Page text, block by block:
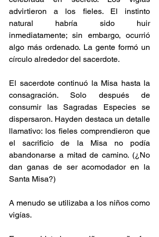
advirtieron a los fieles. El instinto
natural habría sido huir
inmediatamente; sin embargo, ocurrió
algo más ordenado. La gente formó un
círculo alrededor del sacerdote.
El sacerdote continuó la Misa hasta la
consagración. Solo después de
consumir las Sagradas Especies se
dispersaron. Hayden destaca un detalle
llamativo: los fieles comprendieron que
el sacrificio de la Misa no podía
abandonarse a mitad de camino. (¿No
dan ganas de ser acomodador en la
Santa Misa?)
A menudo se utilizaba a los niños como
vigías.